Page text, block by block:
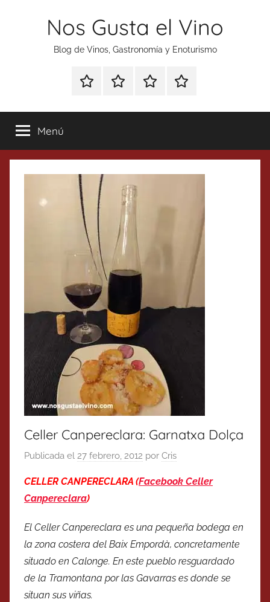
Nos Gusta el Vino
Blog de Vinos, Gastronomía y Enoturismo
Especial
Tonics
Enoturismo
Gastronomía
RankingContacto
Menú
Celler Canpereclara: Garnatxa Dolça
Publicada el 27 febrero, 2012 por Cris
CELLER CANPERECLARA (Facebook Celler
Canpereclara)
El Celler Canpereclara es una pequeña bodega en
la zona costera del Baix Empordà, concretamente
situado en Calonge. En este pueblo resguardado
de la Tramontana por las Gavarras es donde se
situan sus viñas.